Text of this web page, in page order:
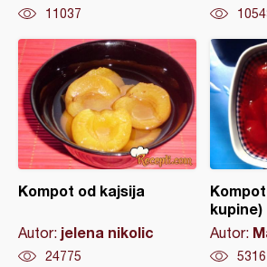
11037
Kompot od kajsija
Autor: jelena nikolic
24775
kupine)
Autor:
5316